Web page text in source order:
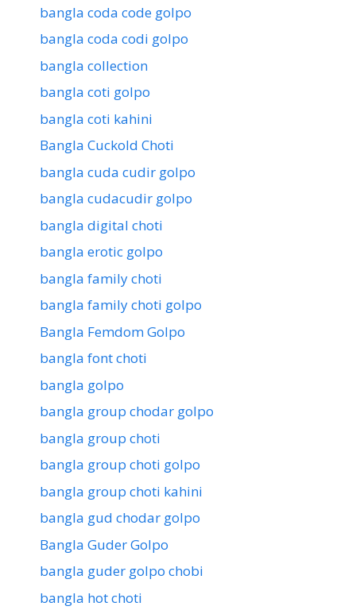
bangla coda code golpo
bangla coda codi golpo
bangla collection
bangla coti golpo
bangla coti kahini
Bangla Cuckold Choti
bangla cuda cudir golpo
bangla cudacudir golpo
bangla digital choti
bangla erotic golpo
bangla family choti
bangla family choti golpo
Bangla Femdom Golpo
bangla font choti
bangla golpo
bangla group chodar golpo
bangla group choti
bangla group choti golpo
bangla group choti kahini
bangla gud chodar golpo
Bangla Guder Golpo
bangla guder golpo chobi
bangla hot choti